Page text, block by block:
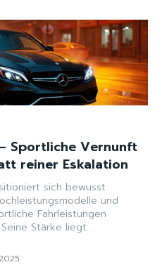
Sportliche Vernunft
reiner Eskalation
sich bewusst
und
Fahrleistungen
Stärke liegt...